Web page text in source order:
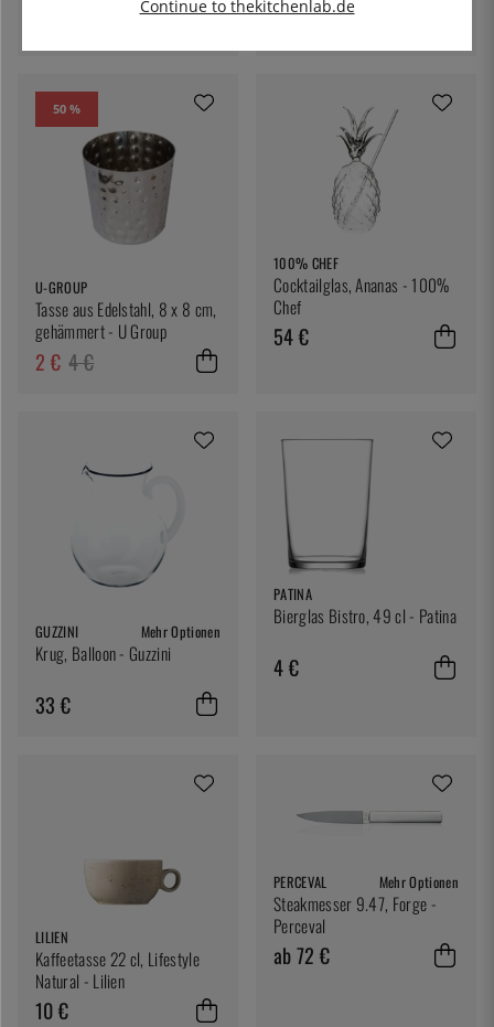
50 %
U-GROUP
Tasse aus Edelstahl, 8 x 8 cm,
gehämmert - U Group
2 € 4 €
100% CHEF
Cocktailglas, Ananas - 100%
Chef
54 €
GUZZINI Mehr Optionen
Krug, Balloon - Guzzini
33 €
PATINA
Bierglas Bistro, 49 cl - Patina
4 €
LILIEN
Kaffeetasse 22 cl, Lifestyle
Natural - Lilien
10 €
PERCEVAL Mehr Optionen
Steakmesser 9.47, Forge -
Perceval
ab 72 €
Continue to thekitchenlab.de